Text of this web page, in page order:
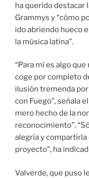
ha querido destacar
Grammys y “cómo
ido abriendo hueco
la música latina”.
“Para mí es algo
coge por completo
ilusión tremenda
con Fuego”, señala
mero hecho de la
reconocimiento”.
alegría y
proyecto”, ha
Valverde, que puso